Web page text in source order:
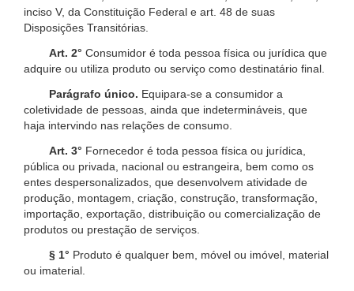
inciso V, da Constituição Federal e art. 48 de suas
Disposições Transitórias.
Art. 2° Consumidor é toda pessoa física ou jurídica que
adquire ou utiliza produto ou serviço como destinatário final.
Parágrafo único. Equipara-se a consumidor a
coletividade de pessoas, ainda que indetermináveis, que
haja intervindo nas relações de consumo.
Art. 3° Fornecedor é toda pessoa física ou jurídica,
pública ou privada, nacional ou estrangeira, bem como os
entes despersonalizados, que desenvolvem atividade de
produção, montagem, criação, construção, transformação,
importação, exportação, distribuição ou comercialização de
produtos ou prestação de serviços.
§ 1° Produto é qualquer bem, móvel ou imóvel, material
ou imaterial.